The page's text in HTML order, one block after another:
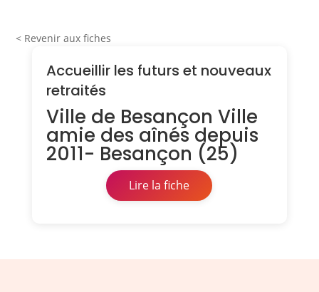
< Revenir aux fiches
Accueillir les futurs et nouveaux
retraités
Ville de Besançon Ville
amie des aînés depuis
2011- Besançon (25)
Lire la fiche